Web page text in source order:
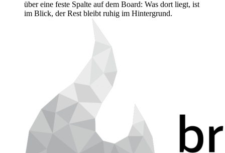
über eine feste Spalte auf dem Board: Was dort liegt, ist
im Blick, der Rest bleibt ruhig im Hintergrund.